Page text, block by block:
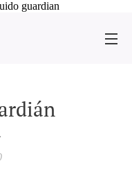
guardian